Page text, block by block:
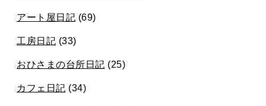
アート屋日記 (69)
工房日記 (33)
おひさまの台所日記 (25)
カフェ日記 (34)